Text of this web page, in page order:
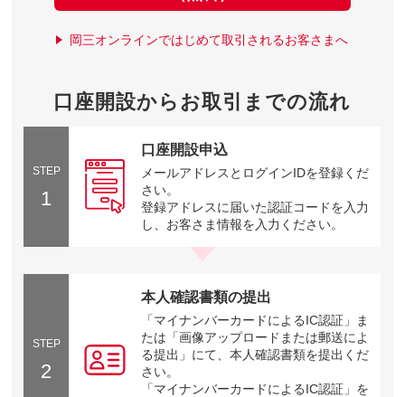
岡三オンラインではじめて取引されるお客さまへ
口座開設からお取引までの流れ
STEP
1
口座開設申込
メールアドレスとログインIDを登録くだ
さい。
登録アドレスに届いた認証コードを入力
し、お客さま情報を入力ください。
STEP
2
本人確認書類の提出
「マイナンバーカードによるIC認証」ま
たは「画像アップロードまたは郵送によ
る提出」にて、本人確認書類を提出くだ
さい。
「マイナンバーカードによるIC認証」を